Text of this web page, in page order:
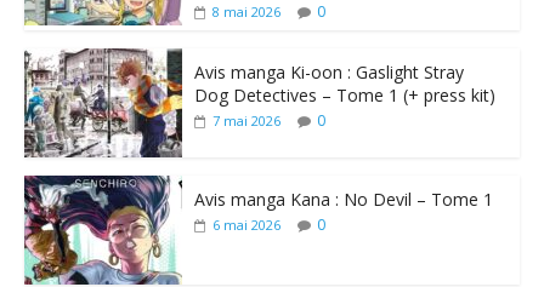
8 mai 2026 0
Avis manga Ki-oon : Gaslight Stray
Dog Detectives – Tome 1 (+ press kit)
7 mai 2026 0
Avis manga Kana : No Devil – Tome 1
6 mai 2026 0